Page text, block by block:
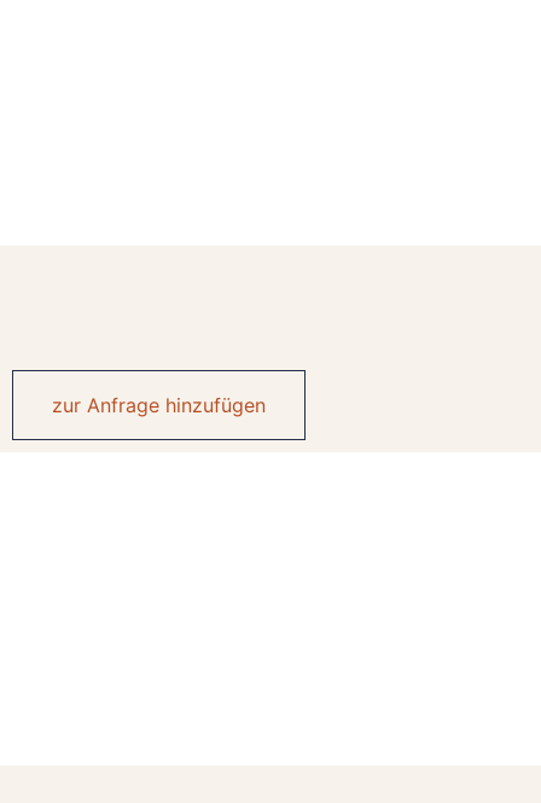
zur Anfrage hinzufügen